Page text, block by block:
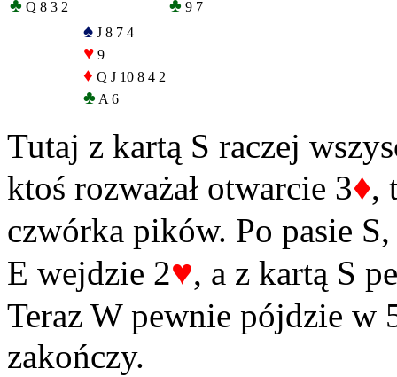
♣ Q 8 3 2 ♣ 9 7
♠ J 8 7 4
♥ 9
♦ Q J 10 8 4 2
♣ A 6
Tutaj z kartą S raczej
ktoś rozważał otwarcie 3♦,
czwórka pików. Po pasie
E wejdzie 2♥, a z kartą S
Teraz W pewnie pójdzie w
zakończy.